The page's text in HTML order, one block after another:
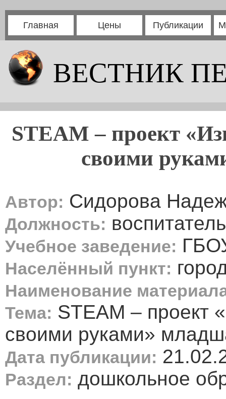
Главная Цены Публикации
ВЕСТНИК
STEAM – проект
своими
Автор: Сидорова
Должность: воспитатель
Учебное заведение:
Населённый пункт:
Наименование
Тема: STEAM – проект
своими руками»
Дата публикации:
Раздел: дошкольное